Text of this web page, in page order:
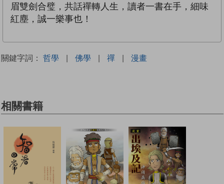
眉雙劍合璧，共話禪轉人生，讀者一書在手，細味
紅塵，誠一樂事也！
關鍵字詞： 哲學 | 佛學 | 禪 | 漫畫
相關書籍